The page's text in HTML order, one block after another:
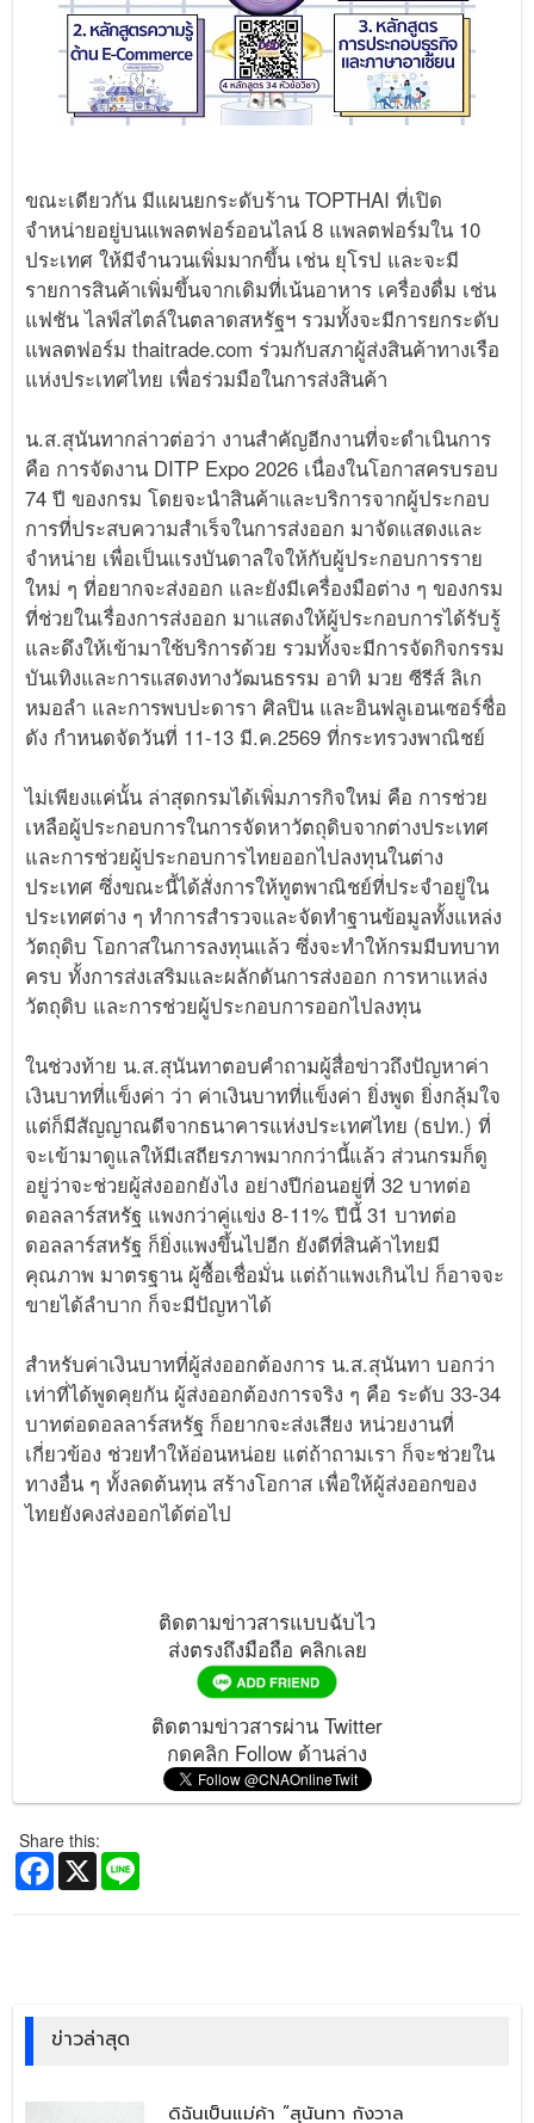
ขณะเดียวกัน มีแผนยกระดับร้าน TOPTHAI ที่เปิด
จำหน่ายอยู่บนแพลตฟอร์ออนไลน์ 8 แพลตฟอร์มใน 10
ประเทศ ให้มีจำนวนเพิ่มมากขึ้น เช่น ยุโรป และจะมี
รายการสินค้าเพิ่มขึ้นจากเดิมที่เน้นอาหาร เครื่องดื่ม เช่น
แฟชัน ไลฟ์สไตล์ในตลาดสหรัฐฯ รวมทั้งจะมีการยกระดับ
แพลตฟอร์ม thaitrade.com ร่วมกับสภาผู้ส่งสินค้าทางเรือ
แห่งประเทศไทย เพื่อร่วมมือในการส่งสินค้า
น.ส.สุนันทากล่าวต่อว่า งานสำคัญอีกงานที่จะดำเนินการ
คือ การจัดงาน DITP Expo 2026 เนื่องในโอกาสครบรอบ
74 ปี ของกรม โดยจะนำสินค้าและบริการจากผู้ประกอบ
การที่ประสบความสำเร็จในการส่งออก มาจัดแสดงและ
จำหน่าย เพื่อเป็นแรงบันดาลใจให้กับผู้ประกอบการราย
ใหม่ ๆ ที่อยากจะส่งออก และยังมีเครื่องมือต่าง ๆ ของกรม
ที่ช่วยในเรื่องการส่งออก มาแสดงให้ผู้ประกอบการได้รับรู้
และดึงให้เข้ามาใช้บริการด้วย รวมทั้งจะมีการจัดกิจกรรม
บันเทิงและการแสดงทางวัฒนธรรม อาทิ มวย ซีรีส์ ลิเก
หมอลำ และการพบปะดารา ศิลปิน และอินฟลูเอนเซอร์ชื่อ
ดัง กำหนดจัดวันที่ 11-13 มี.ค.2569 ที่กระทรวงพาณิชย์
ไม่เพียงแค่นั้น ล่าสุดกรมได้เพิ่มภารกิจใหม่ คือ การช่วย
เหลือผู้ประกอบการในการจัดหาวัตถุดิบจากต่างประเทศ
และการช่วยผู้ประกอบการไทยออกไปลงทุนในต่าง
ประเทศ ซึ่งขณะนี้ได้สั่งการให้ทูตพาณิชย์ที่ประจำอยู่ใน
ประเทศต่าง ๆ ทำการสำรวจและจัดทำฐานข้อมูลทั้งแหล่ง
วัตถุดิบ โอกาสในการลงทุนแล้ว ซึ่งจะทำให้กรมมีบทบาท
ครบ ทั้งการส่งเสริมและผลักดันการส่งออก การหาแหล่ง
วัตถุดิบ และการช่วยผู้ประกอบการออกไปลงทุน
ในช่วงท้าย น.ส.สุนันทาตอบคำถามผู้สื่อข่าวถึงปัญหาค่า
เงินบาทที่แข็งค่า ว่า ค่าเงินบาทที่แข็งค่า ยิ่งพูด ยิ่งกลุ้มใจ
แต่ก็มีสัญญาณดีจากธนาคารแห่งประเทศไทย (ธปท.) ที่
จะเข้ามาดูแลให้มีเสถียรภาพมากกว่านี้แล้ว ส่วนกรมก็ดู
อยู่ว่าจะช่วยผู้ส่งออกยังไง อย่างปีก่อนอยู่ที่ 32 บาทต่อ
ดอลลาร์สหรัฐ แพงกว่าคู่แข่ง 8-11% ปีนี้ 31 บาทต่อ
ดอลลาร์สหรัฐ ก็ยิ่งแพงขึ้นไปอีก ยังดีที่สินค้าไทยมี
คุณภาพ มาตรฐาน ผู้ซื้อเชื่อมั่น แต่ถ้าแพงเกินไป ก็อาจจะ
ขายได้ลำบาก ก็จะมีปัญหาได้
สำหรับค่าเงินบาทที่ผู้ส่งออกต้องการ น.ส.สุนันทา บอกว่า
เท่าที่ได้พูดคุยกัน ผู้ส่งออกต้องการจริง ๆ คือ ระดับ 33-34
บาทต่อดอลลาร์สหรัฐ ก็อยากจะส่งเสียง หน่วยงานที่
เกี่ยวข้อง ช่วยทำให้อ่อนหน่อย แต่ถ้าถามเรา ก็จะช่วยใน
ทางอื่น ๆ ทั้งลดต้นทุน สร้างโอกาส เพื่อให้ผู้ส่งออกของ
ไทยยังคงส่งออกได้ต่อไป
ติดตามข่าวสารแบบฉับไว
ส่งตรงถึงมือถือ คลิกเลย
ติดตามข่าวสารผ่าน Twitter
กดคลิก Follow ด้านล่าง
Share this:
Facebook
X
ข่าวล่าสุด
​ดิฉันเป็นแม่ค้า “สุนันทา กังวาล